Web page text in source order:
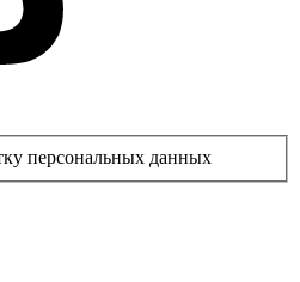
персональных данных